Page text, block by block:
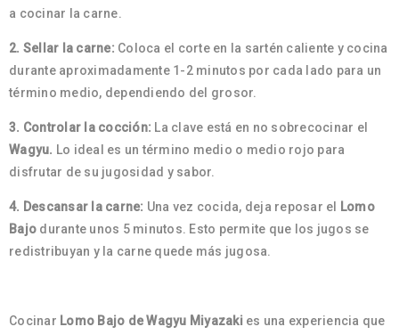
a cocinar la carne.
2. Sellar la carne: Coloca el corte en la sartén caliente y cocina
durante aproximadamente 1-2 minutos por cada lado para un
término medio, dependiendo del grosor.
3. Controlar la cocción: La clave está en no sobrecocinar el
Wagyu. Lo ideal es un término medio o medio rojo para
disfrutar de su jugosidad y sabor.
4. Descansar la carne: Una vez cocida, deja reposar el
Lomo
Bajo durante unos 5 minutos. Esto permite que los jugos se
redistribuyan y la carne quede más jugosa.
Cocinar Lomo Bajo de Wagyu Miyazakies una experiencia que